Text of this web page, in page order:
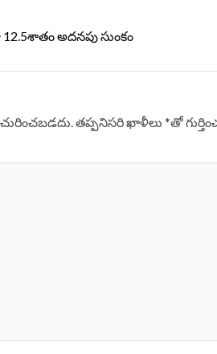
అదనపు సుంకం
తప్పనిసరి ఖాళీలు *‌తో